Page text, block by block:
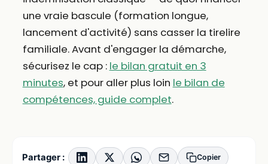
une vraie bascule (formation longue,
lancement d'activité) sans casser la tirelire
familiale. Avant d'engager la démarche,
sécurisez le cap : le bilan gratuit en 3
minutes, et pour aller plus loin le bilan de
compétences, guide complet.
Partager : Copier